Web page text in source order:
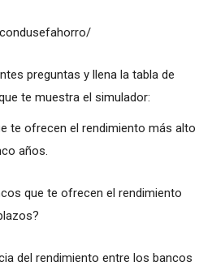
preguntas y llena la tabla de
te muestra el simulador:
te ofrecen el rendimiento más alto
años.
que te ofrecen el rendimiento
del rendimiento entre los bancos